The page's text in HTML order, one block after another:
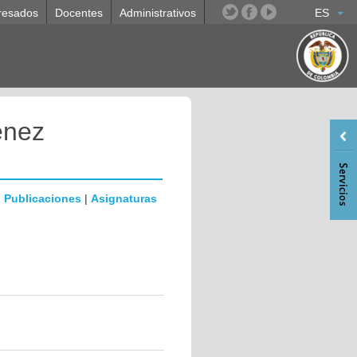
ES
Docentes Administrativos
Publicaciones | Asignaturas